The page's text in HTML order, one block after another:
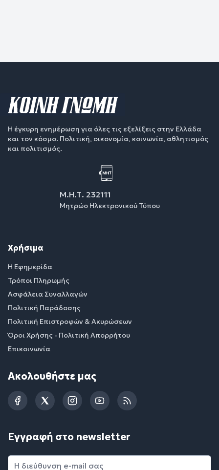
Η έγκυρη ενημέρωση για όλες τις εξελίξεις στην Ελλάδα
και τον κόσμο. Πολιτική, οικονομία, κοινωνία, αθλητισμός
και πολιτισμός.
Μ.Η.Τ. 232111
Μητρώο Ηλεκτρονικού Τύπου
Χρήσιμα
Η Εφημερίδα
Τρόποι Πληρωμής
Ασφάλεια Συναλλαγών
Πολιτική Παράδοσης
Πολιτική Επιστροφών & Ακυρώσεων
Όροι Χρήσης - Πολιτική Απορρήτου
Επικοινωνία
Ακολουθήστε μας
FacebookTwitterInstagramYouTubeRSS
Εγγραφή στο newsletter